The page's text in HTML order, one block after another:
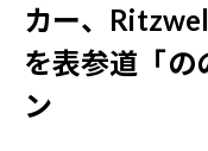
カー、
を表参道「の
ン